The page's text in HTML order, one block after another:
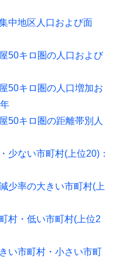
中地区人口および面
50キロ圏の人口および
50キロ圏の人口増加お
50キロ圏の距離帯別人
少ない市町村(上位20)：
少率の大きい市町村(上
村・低い市町村(上位2
い市町村・小さい市町